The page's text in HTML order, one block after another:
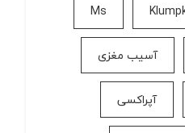
Ms
آسیب مغزی
آپراکسی